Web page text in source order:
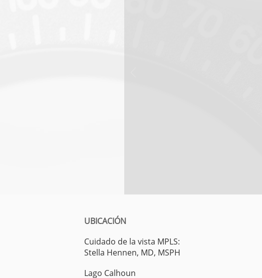
UBICACIÓN
Cuidado de la vista MPLS:
Stella Hennen, MD, MSPH
Lago Calhoun